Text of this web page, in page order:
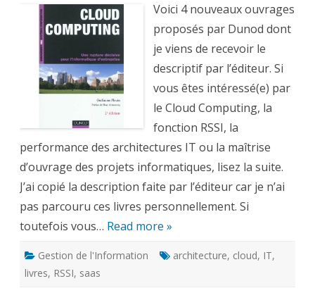
le
Computing,
la
RSSI,
l’architecture
IT
et
la
projets
Voici 4 nouveaux ouvrages
proposés par Dunod dont
je viens de recevoir le
descriptif par l’éditeur. Si
vous êtes intéressé(e) par
le Cloud Computing, la
fonction RSSI, la
performance des architectures IT ou la maîtrise
d’ouvrage des projets informatiques, lisez la suite.
J’ai copié la description faite par l’éditeur car je n’ai
pas parcouru ces livres personnellement. Si
toutefois vous… Read more »
Gestion de l'Information architecture, cloud, IT,
livres, RSSI, saas